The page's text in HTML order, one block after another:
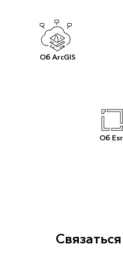
Об ArcGIS
Об